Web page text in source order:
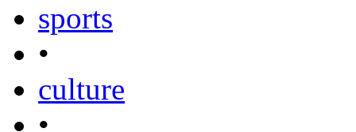
sports
•
culture
•